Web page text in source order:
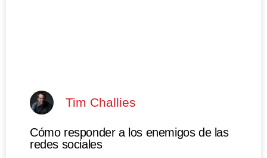
Tim Challies
Cómo responder a los enemigos de las
redes sociales